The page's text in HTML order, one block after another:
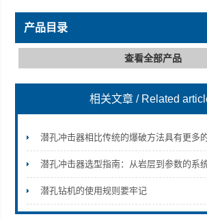
宣化县瑞科钻孔机械厂
产品目录
查看全部产品
相关文章 / Related
潜孔冲击器相比传统的爆破方法具有更多
潜孔冲击器选型指南：从岩层到参数的系
潜孔钻机的使用规则要牢记